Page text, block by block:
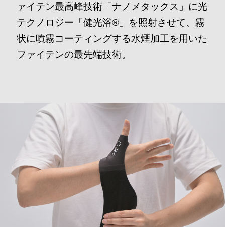
ァイテン最高峰技術「ナノメタックス」に光
テクノロジー「健光浴®」を照射させて、霧
状に噴霧コーティングする水煙加工を用いた
ファイテンの最先端技術。